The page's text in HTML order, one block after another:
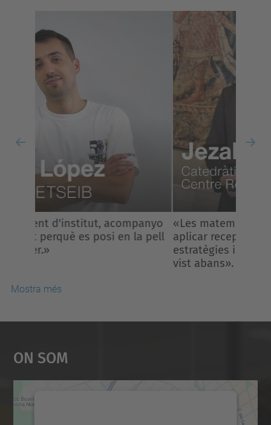
«Les matemàtiques no consisteixen en
aplicar receptes, sinó inventar
estratègies i veure el que ningú havia
Previous
Mostra més
On Som